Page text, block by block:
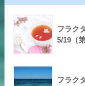
フラク
5/19（
フラク